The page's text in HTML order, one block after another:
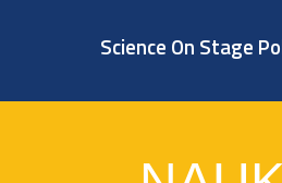
Science On Stage